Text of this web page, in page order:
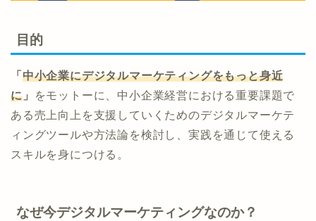
目的
「 中小企業にデジタルマーケティングをもっと身近
に」
をモットーに、中小企業経営における重要課題で
ある売上向上を支援していくためのデジタルマーケテ
ィングツールや方法論を検討し、実践を通じて使える
スキルを身につける。
なぜ今デジタルマーケティングなのか？